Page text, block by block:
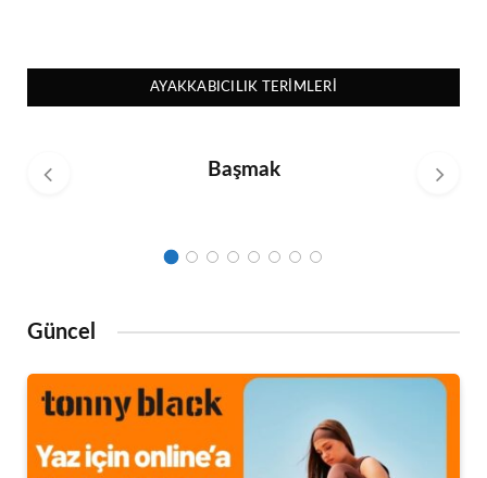
AYAKKABICILIK TERIMLERI
Başmak
Güncel